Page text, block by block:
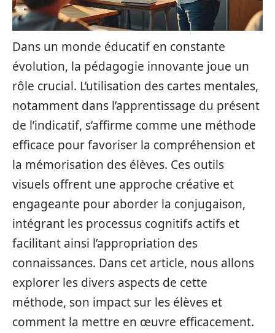
Dans un monde éducatif en constante
évolution, la pédagogie innovante joue un
rôle crucial. L’utilisation des cartes mentales,
notamment dans l’apprentissage du présent
de l’indicatif, s’affirme comme une méthode
efficace pour favoriser la compréhension et
la mémorisation des élèves. Ces outils
visuels offrent une approche créative et
engageante pour aborder la conjugaison,
intégrant les processus cognitifs actifs et
facilitant ainsi l’appropriation des
connaissances. Dans cet article, nous allons
explorer les divers aspects de cette
méthode, son impact sur les élèves et
comment la mettre en œuvre efficacement.